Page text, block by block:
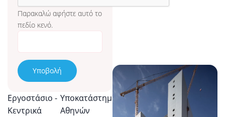
ανταποκρίνεται πλήρως
Παρακαλώ αφήστε αυτό το
πεδίο κενό.
Εργοστάσιο -
Κεντρικά
Υποκατάστημα
Αθηνών